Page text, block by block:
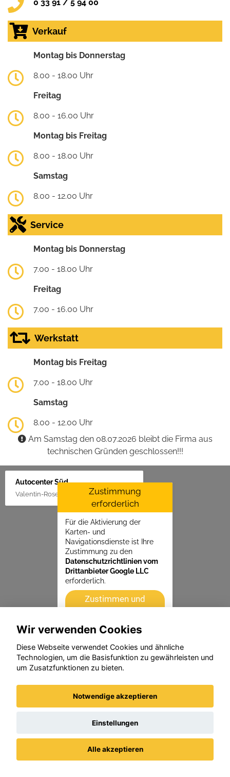
0 33 91 / 5 94 00
Verkauf
Montag bis Donnerstag
8.00 - 18.00 Uhr
Freitag
8.00 - 16.00 Uhr
Montag bis Freitag
8.00 - 18.00 Uhr
Samstag
8.00 - 12.00 Uhr
Service
Montag bis Donnerstag
7.00 - 18.00 Uhr
Freitag
7.00 - 16.00 Uhr
Werkstatt
Montag bis Freitag
7.00 - 18.00 Uhr
Samstag
8.00 - 12.00 Uhr
Am Samstag den 08.07.2026 bleibt die Firma aus
technischen Gründen geschlossen!!!
Autocenter Süd
Valentin-Rose-Str. 3, 16816 Neuruppin
Zustimmung
erforderlich
Für die Aktivierung der
Karten- und
Navigationsdienste ist Ihre
Zustimmung zu den
Datenschutzrichtlinien vom
Drittanbieter Google LLC
erforderlich.
Zustimmen und
Wir verwenden Cookies
Diese Webseite verwendet Cookies und ähnliche
Technologien, um die Basisfunktion zu gewährleisten und
um Zusatzfunktionen zu bieten.
Notwendige akzeptieren
Einstellungen
Alle akzeptieren